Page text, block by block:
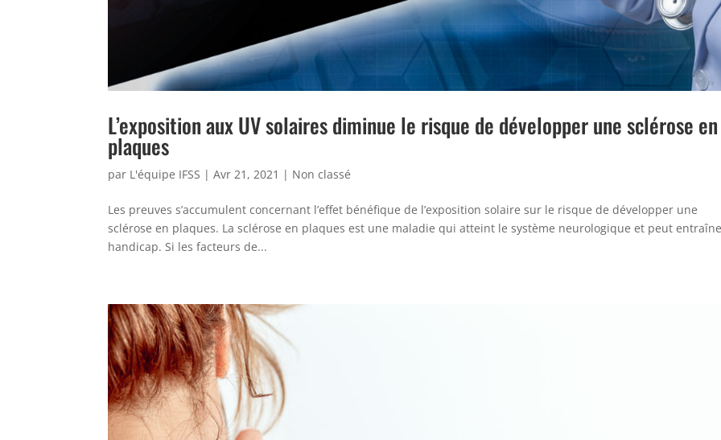
L’exposition aux UV solaires diminue le risque de développer une sclérose en
plaques
par L'équipe IFSS |Avr 21, 2021 | Non classé
Les preuves s’accumulent concernant l’effet bénéfique de l’exposition solaire sur le risque de développer une
sclérose en plaques. La sclérose en plaques est une maladie qui atteint le système neurologique et peut
handicap. Si les facteurs de...